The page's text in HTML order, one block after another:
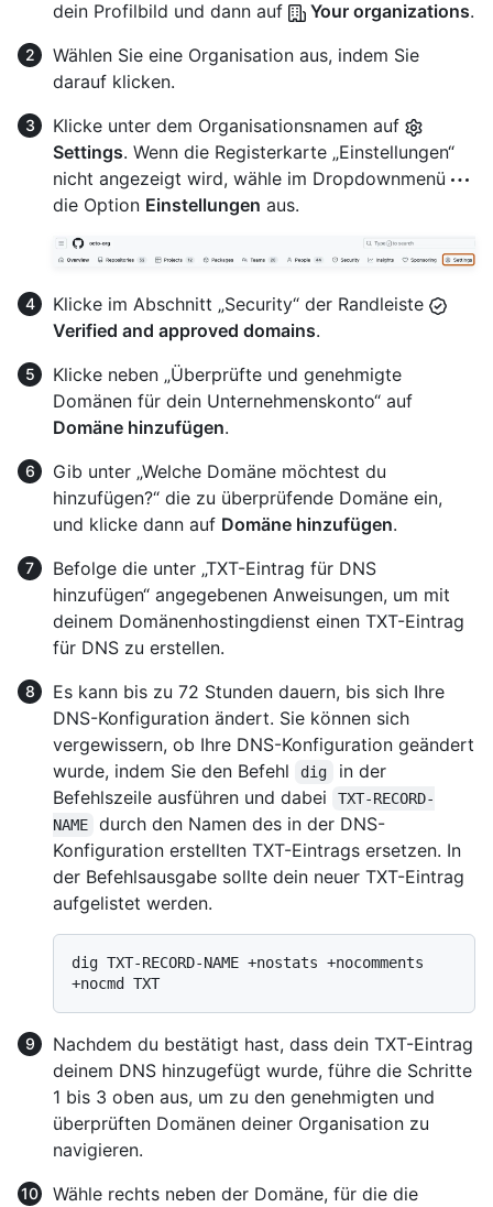
dein Profilbild und dann auf Your organizations.
Wählen Sie eine Organisation aus, indem Sie
darauf klicken.
Klicke unter dem Organisationsnamen auf
Settings. Wenn die Registerkarte „Einstellungen“
nicht angezeigt wird, wähle im Dropdownmenü
die Option Einstellungen aus.
Klicke im Abschnitt „Security“ der Randleiste
Verified and approved domains.
Klicke neben „Überprüfte und genehmigte
Domänen für dein Unternehmenskonto“ auf
Domäne hinzufügen.
Gib unter „Welche Domäne möchtest du
hinzufügen?“ die zu überprüfende Domäne ein,
und klicke dann auf Domäne hinzufügen.
Befolge die unter „TXT-Eintrag für DNS
hinzufügen“ angegebenen Anweisungen, um mit
deinem Domänenhostingdienst einen TXT-Eintrag
für DNS zu erstellen.
Es kann bis zu 72 Stunden dauern, bis sich Ihre
DNS-Konfiguration ändert. Sie können sich
vergewissern, ob Ihre DNS-Konfiguration geändert
wurde, indem Sie den Befehl
dig
in der
Befehlszeile ausführen und dabei
TXT-RECORD-
NAME
durch den Namen des in der DNS-
Konfiguration erstellten TXT-Eintrags ersetzen. In
der Befehlsausgabe sollte dein neuer TXT-Eintrag
aufgelistet werden.
dig TXT-RECORD-NAME +nostats +nocomments
Nachdem du bestätigt hast, dass dein TXT-Eintrag
deinem DNS hinzugefügt wurde, führe die Schritte
1 bis 3 oben aus, um zu den genehmigten und
überprüften Domänen deiner Organisation zu
navigieren.
Wähle rechts neben der Domäne, für die die